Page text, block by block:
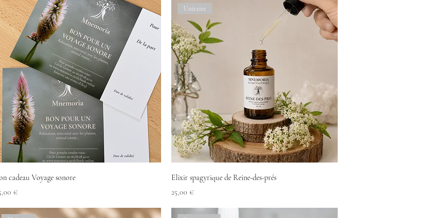
cadeau Voyage sonore
€
Unitaire
Elixir spagyrique de Reine-des-prés
Prix
25,00 €